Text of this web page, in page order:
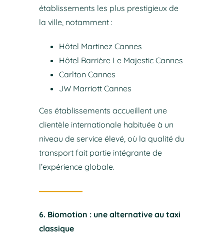
établissements les plus prestigieux de
la ville, notamment :
Hôtel Martinez Cannes
Hôtel Barrière Le Majestic Cannes
Carlton Cannes
JW Marriott Cannes
Ces établissements accueillent une
clientèle internationale habituée à un
niveau de service élevé, où la qualité du
transport fait partie intégrante de
l’expérience globale.
6. Biomotion : une alternative au taxi
classique